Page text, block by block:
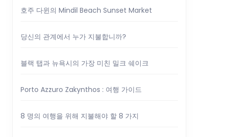
호주 다윈의 Mindil Beach Sunset Market
당신의 관계에서 누가 지불합니까?
블랙 탭과 뉴욕시의 가장 미친 밀크 쉐이크
Porto Azzuro Zakynthos : 여행 가이드
8 명의 여행을 위해 지불해야 할 8 가지